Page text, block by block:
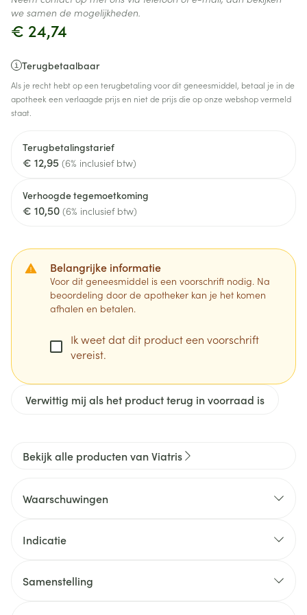
€ 24,74
Terugbetaalbaar
Als je recht hebt op een terugbetaling voor dit geneesmiddel, betaal je in de
apotheek een verlaagde prijs en niet de prijs die op onze webshop vermeld
staat.
Terugbetalingstarief
€ 12,95 (6% inclusief btw)
Verhoogde tegemoetkoming
€ 10,50 (6% inclusief btw)
Belangrijke informatie
Voor dit geneesmiddel is een voorschrift nodig. Na
beoordeling door de apotheker kan je het komen
afhalen en betalen.
Ik weet dat dit product een voorschrift
vereist.
Verwittig mij als het product terug in voorraad is
we samen de mogelijkheden.
Bekijk alle producten van Viatris
Waarschuwingen
er extra voorzichtig mee zijn? Wanneer mag u dit
Indicatie
hypercholesterolemie (heterozygote variant) of
Samenstelling